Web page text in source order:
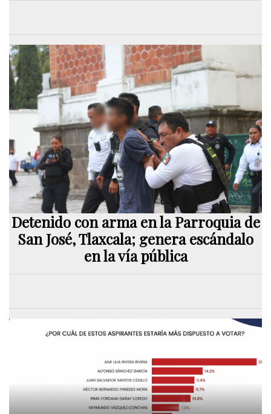
Detenido con arma en la Parroquia de
San José, Tlaxcala; genera escándalo
en la vía pública